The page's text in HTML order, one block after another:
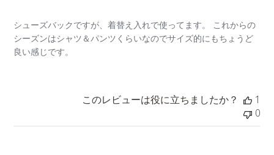
シューズバックですが、着替え入れで使ってます。 これからの
シーズンはシャツ＆パンツくらいなのでサイズ的にもちょうど
良い感じです。
このレビューは役に立ちましたか？
1
0